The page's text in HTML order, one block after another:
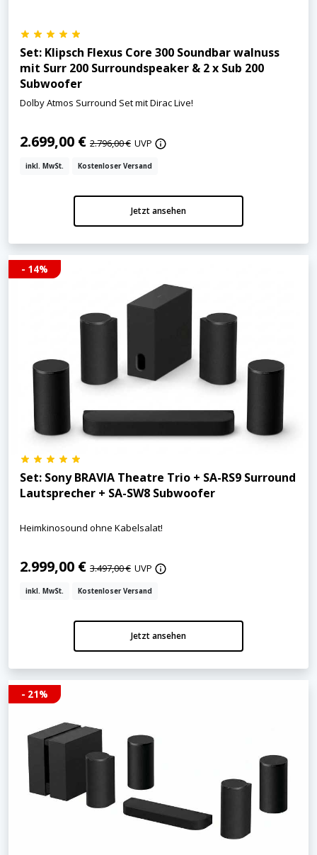
Set: Klipsch Flexus Core 300 Soundbar walnuss
mit Surr 200 Surroundspeaker & 2 x Sub 200
Subwoofer
Dolby Atmos Surround Set mit Dirac Live!
2.699,00 € 2.796,00 € UVP
inkl. MwSt. Kostenloser Versand
Jetzt ansehen
- 14%
Set: Sony BRAVIA Theatre Trio + SA-RS9 Surround
Lautsprecher + SA-SW8 Subwoofer
Heimkinosound ohne Kabelsalat!
2.999,00 € 3.497,00 € UVP
inkl. MwSt. Kostenloser Versand
Jetzt ansehen
- 21%